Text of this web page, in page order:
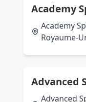
Academy
Academy
Royaume-
Advanced
Advanced